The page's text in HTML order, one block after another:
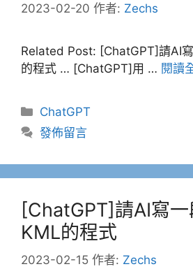
2023-02-20 作者: Zechs
Related Post: [ChatGPT]請AI
的程式 … [ChatGPT]用 … 閱讀
分
類
ChatGPT
發佈留言
[ChatGPT]請AI寫
KML的程式
2023-02-15 作者: Zechs